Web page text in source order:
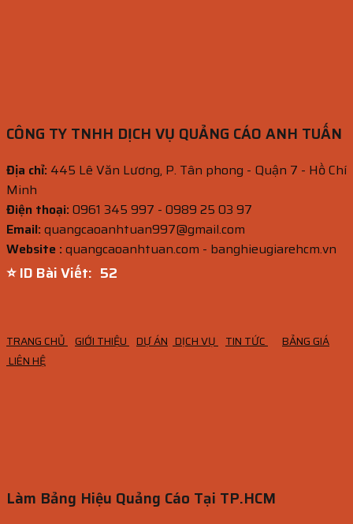
CÔNG TY TNHH DỊCH VỤ QUẢNG CÁO ANH TUẤN
Địa chỉ: 445 Lê Văn Lương, P. Tân phong - Quận 7 - Hồ Chí
Minh
Điện thoại:0961 345 997 - 0989 25 03 97
Email:quangcaoanhtuan997@gmail.com
Website :quangcaoanhtuan.com - banghieugiarehcm.vn
⭐ ID Bài Viết: 51
TRANG CHỦ GIỚI THIỆU DỰ ÁN DỊCH VỤ TIN TỨC
BẢNG GIÁ
LIÊN HỆ
Làm Bảng Hiệu Quảng Cáo Tại TP.HCM